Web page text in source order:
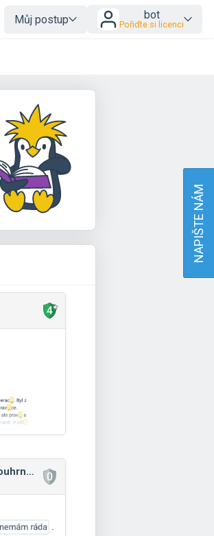
Můj postup bot
Pořiďte si licenci
Druhy vedlejších vět souhrnně
NAPIŠTE NÁM